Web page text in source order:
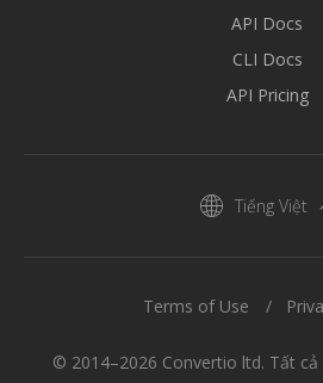
API Docs
CLI Docs
API Pricing
Tiếng Việt
© 2014–2026 Convertio ltd. Tất
Terms of Use